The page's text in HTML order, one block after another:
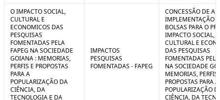
O IMPACTO SOCIAL,
CULTURAL E
ECONOMICOS DAS
PESQUISAS
FOMENTADAS PELA
FAPEG NA SOCIEDADE
GOIANA : MEMORIAS,
PERFIS E PROPOSTAS
PARA A
POPULARIZAÇÃO DA
CIÊNCIA, DA
TECNOLOGIA E DA
IMPACTOS
PESQUISAS
FOMENTADAS - FAPEG
CONCESSÃO DE
IMPLEMENTAÇÃO
BOLSAS PARA O
IMPACTO SOCIAL,
CULTURAL E
DAS PESQUISAS
FOMENTADAS
NA SOCIEDADE
MEMORIAS, PERFIS
PROPOSTAS PARA A
POPULARIZAÇÃO
CIÊNCIA, DA